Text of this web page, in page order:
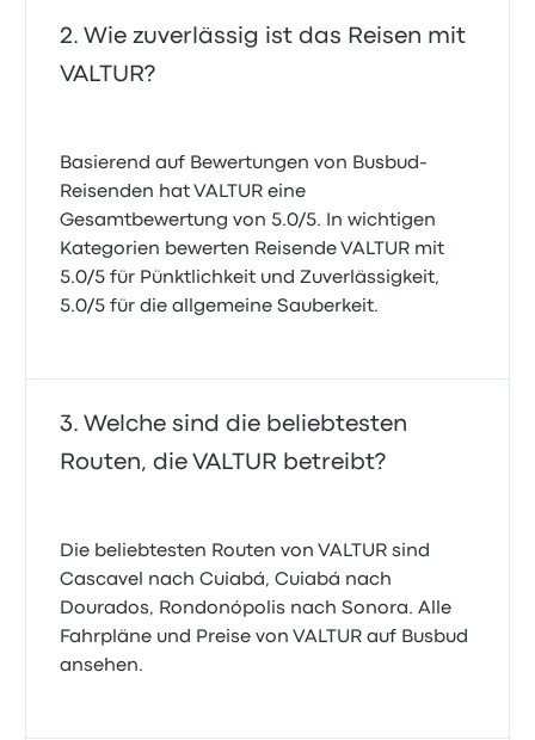
Wie zuverlässig ist das Reisen mit
VALTUR?
Basierend auf Bewertungen von Busbud-
Reisenden hat VALTUR eine
Gesamtbewertung von 5.0/5. In wichtigen
Kategorien bewerten Reisende VALTUR mit
5.0/5 für Pünktlichkeit und Zuverlässigkeit,
5.0/5 für die allgemeine Sauberkeit.
Welche sind die beliebtesten
Routen, die VALTUR betreibt?
Die beliebtesten Routen von VALTUR sind
Cascavel nach Cuiabá, Cuiabá nach
Dourados, Rondonópolis nach Sonora. Alle
Fahrpläne und Preise von VALTUR auf Busbud
ansehen.